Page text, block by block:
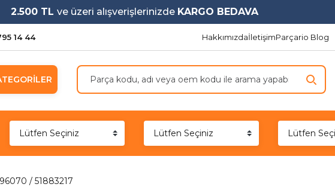
2.500 TL ve üzeri alışverişlerinizde KARGO BEDAVA
14 44 HakkımızdaİletişimParçario Blog
/ 51883217